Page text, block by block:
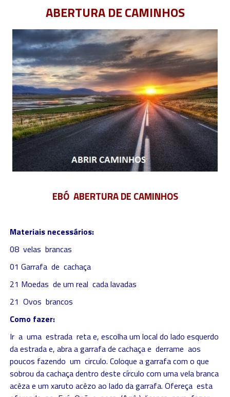
ABERTURA DE CAMINHOS
EBÓ ABERTURA DE CAMINHOS
Materiais necessários:
08 velas brancas
01 Garrafa de cachaça
21 Moedas de um real cada lavadas
21 Ovos brancos
Como fazer:
Ir a uma estrada reta e, escolha um local do lado esquerdo
da estrada e, abra a garrafa de cachaça e derrame aos
poucos fazendo um circulo. Coloque a garrafa com o que
sobrou da cachaça dentro deste círculo com uma vela branca
acêza e um xaruto acêzo ao lado da garrafa. Ofereça esta